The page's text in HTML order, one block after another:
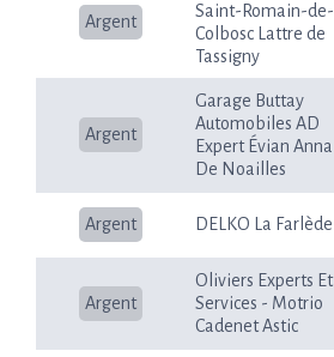
Argent
Saint-Romain-de-
Colbosc Lattre de
Tassigny
Argent
Garage Buttay
Automobiles AD
Expert Évian Anna
De Noailles
Argent DELKO La Farlède
Argent
Oliviers Experts Et
Services - Motrio
Cadenet Astic